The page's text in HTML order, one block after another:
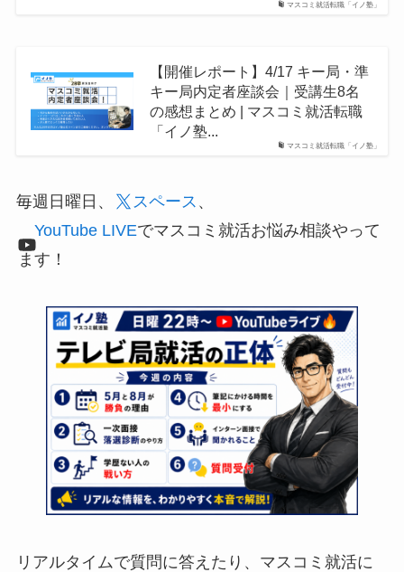
マスコミ就活転職「イノ塾」
マスコミ就活転職「イノ塾」
【開催レポート】4/17 キー局・準
キー局内定者座談会｜受講生8名
の感想まとめ | マスコミ就活転職
「イノ塾...
毎週日曜日、 スペース 、
YouTube LIVEでマスコミ就活お悩み相談やって
ます！
リアルタイムで質問に答えたり、マスコミ就活に